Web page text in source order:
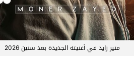
منير زايد في أغنيته الجديدة بعد سنين 2026